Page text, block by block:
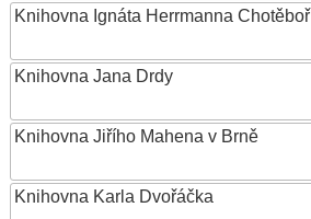
Knihovna Ignáta Herrmanna Chotěboř
Knihovna Jana Drdy
Knihovna Jiřího Mahena v Brně
Knihovna Karla Dvořáčka